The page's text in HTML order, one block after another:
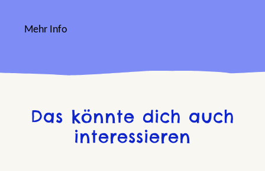
Mehr Info
Das könnte dich auch
interessieren